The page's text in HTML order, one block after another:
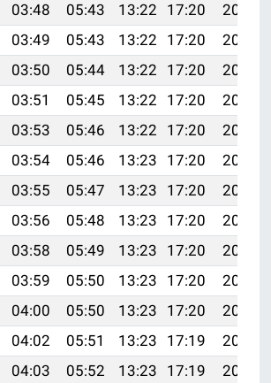
03:48 05:43 13:22 17:20
20:51
03:49 05:43 13:22 17:20
20:51
03:50 05:44 13:22 17:20
20:50
03:51 05:45 13:22 17:20
20:50
03:53 05:46 13:22 17:20
20:49
03:54 05:46 13:23 17:20
20:49
03:55 05:47 13:23 17:20
20:48
03:56 05:48 13:23 17:20
20:48
03:58 05:49 13:23 17:20
20:47
03:59 05:50 13:23 17:20
20:46
04:00 05:50 13:23 17:20
20:46
04:02 05:51 13:23 17:19
20:45
04:03 05:52 13:23 17:19
20:44